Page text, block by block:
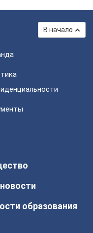
В начало
образования